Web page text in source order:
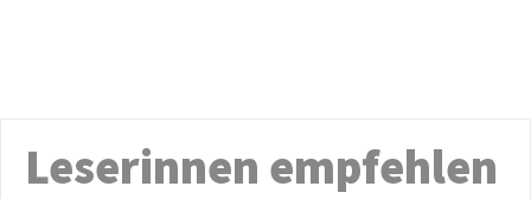
Leserinnen empfehlen